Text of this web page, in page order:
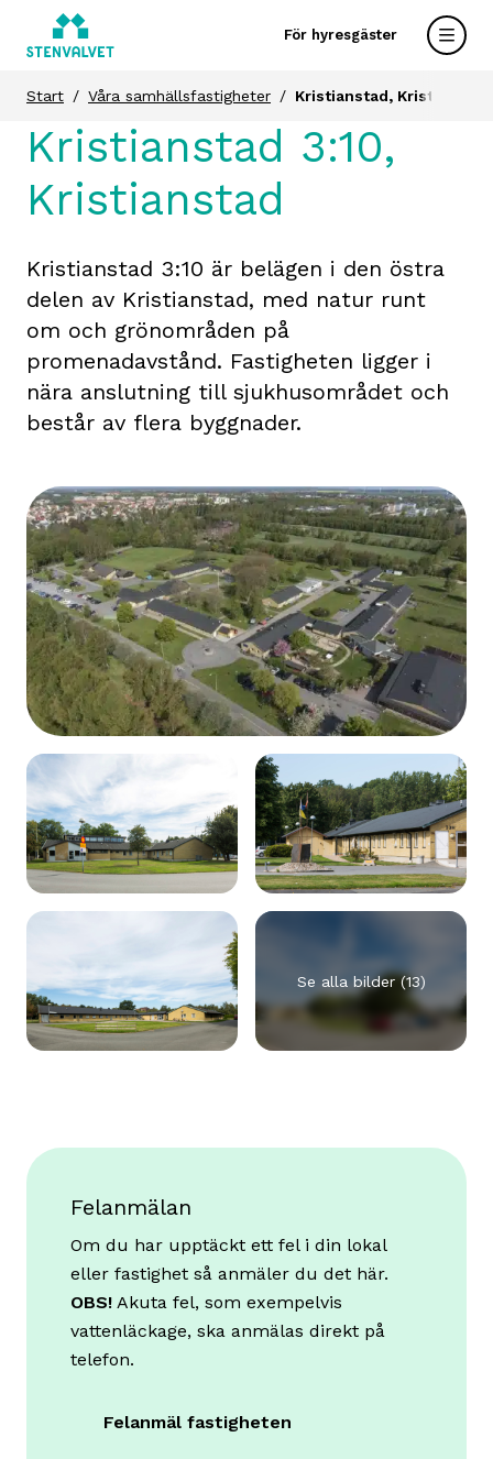
För hyresgäster
Start Våra samhällsfastigheter Kristianstad, Kristianstad
Kristianstad 3:10,
Kristianstad
Kristianstad 3:10 är belägen i den östra
delen av Kristianstad, med natur runt
om och grönområden på
promenadavstånd. Fastigheten ligger i
nära anslutning till sjukhusområdet och
består av flera byggnader.
Se alla bilder (13)
Felanmälan
Om du har upptäckt ett fel i din lokal
eller fastighet så anmäler du det här.
OBS! Akuta fel, som exempelvis
vattenläckage, ska anmälas direkt på
telefon.
Felanmäl fastigheten